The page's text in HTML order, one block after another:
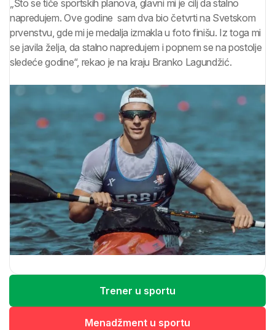
„Što se tiče sportskih planova, glavni mi je cilj da stalno
napredujem. Ove godine sam dva bio četvrti na Svetskom
prvenstvu, gde mi je medalja izmakla u foto finišu. Iz toga mi
se javila želja, da stalno napredujem i popnem se na postolje
sledeće godine“, rekao je na kraju Branko Lagundžić.
Trener u sportu
Menadžment u sportu